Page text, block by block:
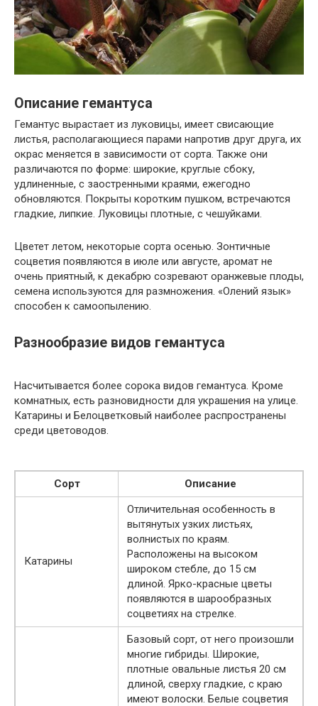
Описание гемантуса
Гемантус вырастает из луковицы, имеет свисающие
листья, располагающиеся парами напротив друг друга, их
окрас меняется в зависимости от сорта. Также они
различаются по форме: широкие, круглые сбоку,
удлиненные, с заостренными краями, ежегодно
обновляются. Покрыты коротким пушком, встречаются
гладкие, липкие. Луковицы плотные, с чешуйками.
Цветет летом, некоторые сорта осенью. Зонтичные
соцветия появляются в июле или августе, аромат не
очень приятный, к декабрю созревают оранжевые плоды,
семена используются для размножения. «Олений язык»
способен к самоопылению.
Разнообразие видов гемантуса
Насчитывается более сорока видов гемантуса. Кроме
комнатных, есть разновидности для украшения на улице.
Катарины и Белоцветковый наиболее распространены
среди цветоводов.
Сорт Описание
Катарины
Отличительная особенность в
вытянутых узких листьях,
волнистых по краям.
Расположены на высоком
широком стебле, до 15 см
длиной. Ярко-красные цветы
появляются в шарообразных
соцветиях на стрелке.
Базовый сорт, от него произошли
многие гибриды. Широкие,
плотные овальные листья 20 см
длиной, сверху гладкие, с краю
имеют волоски. Белые соцветия